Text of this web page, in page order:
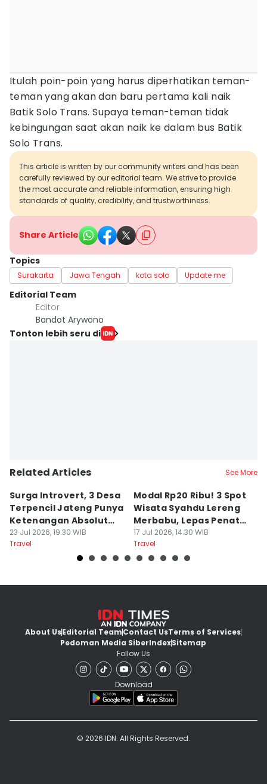
Itulah poin-poin yang harus diperhatikan teman-
teman yang akan dan baru pertama kali naik
Batik Solo Trans. Supaya teman-teman tidak
kebingungan saat akan naik ke dalam bus Batik
Solo Trans.
This article is written by our community writers and has been
carefully reviewed by our editorial team. We strive to provide
the most accurate and reliable information, ensuring high
standards of quality, credibility, and trustworthiness.
Share Article
Topics
Surakarta Jawa Tengah kota solo Update me
Editorial Team
Editor
Bandot Arywono
Tonton lebih seru di
Related Articles See More
Surga Introvert, 3 Desa
Terpencil Jateng Punya
Ketenangan Absolut
Untuk Disconect
23 Jul 2026, 19:30 WIB
Travel
Modal Rp20 Ribu! 3 Spot
Wisata Syahdu Lereng
Merbabu, Lepas Penat
akhir Pekan!
17 Jul 2026, 14:30 WIB
Travel
About UsEditorial TeamContact UsTerms of Services
Pedoman Media SiberIndexSitemap
Follow Us
Download
© 2026 IDN. All Rights Reserved.